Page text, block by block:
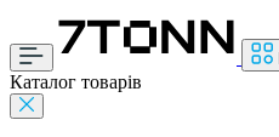
Каталог товарів